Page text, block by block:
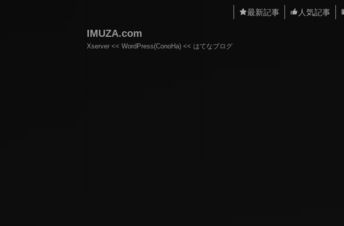
最新記事 人気記事
IMUZA.com
Xserver << WordPress(ConoHa) << はてなブログ